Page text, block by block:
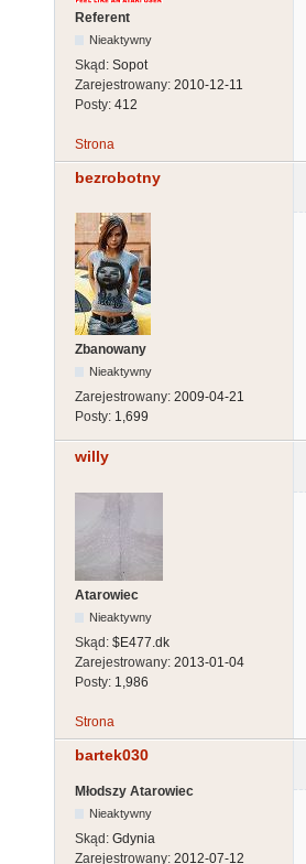
Referent
Nieaktywny
Skąd: Sopot
Zarejestrowany: 2010-12-11
Posty: 412
Strona
bezrobotny
Zbanowany
Nieaktywny
Zarejestrowany: 2009-04-21
Posty: 1,699
willy
Atarowiec
Nieaktywny
Skąd: $E477.dk
Zarejestrowany: 2013-01-04
Posty: 1,986
Strona
bartek030
Młodszy Atarowiec
Nieaktywny
Skąd: Gdynia
Zarejestrowany: 2012-07-12